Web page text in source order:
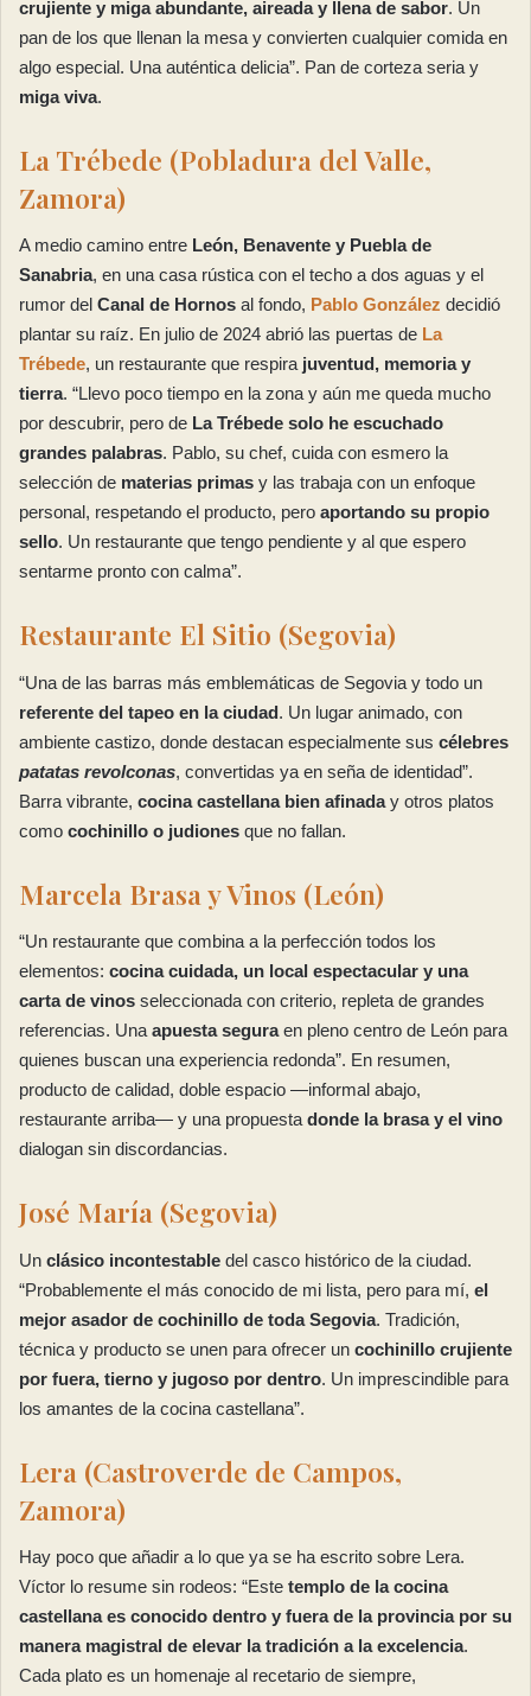
crujiente y miga abundante, aireada y llena de sabor. Un
pan de los que llenan la mesa y convierten cualquier comida en
algo especial. Una auténtica delicia”. Pan de corteza seria y
miga viva.
La Trébede (Pobladura del Valle,
Zamora)
A medio camino entre León, Benavente y Puebla de
Sanabria, en una casa rústica con el techo a dos aguas y el
rumor del Canal de Hornos al fondo, Pablo González decidió
plantar su raíz. En julio de 2024 abrió las puertas de La
Trébede, un restaurante que respira juventud, memoria y
tierra. “Llevo poco tiempo en la zona y aún me queda mucho
por descubrir, pero de La Trébede solo he escuchado
grandes palabras. Pablo, su chef, cuida con esmero la
selección de materias primas y las trabaja con un enfoque
personal, respetando el producto, pero aportando su propio
sello. Un restaurante que tengo pendiente y al que espero
sentarme pronto con calma”.
Restaurante El Sitio (Segovia)
“Una de las barras más emblemáticas de Segovia y todo un
referente del tapeo en la ciudad. Un lugar animado, con
ambiente castizo, donde destacan especialmente sus célebres
patatas revolconas, convertidas ya en seña de identidad”.
Barra vibrante, cocina castellana bien afinaday otros platos
como cochinillo o judiones que no fallan.
Marcela Brasa y Vinos (León)
“Un restaurante que combina a la perfección todos los
elementos: cocina cuidada, un local espectacular y una
carta de vinos seleccionada con criterio, repleta de grandes
referencias. Una apuesta seguraen pleno centro de León para
quienes buscan una experiencia redonda”. En resumen,
producto de calidad, doble espacio —informal abajo,
restaurante arriba— y una propuesta donde la brasa y el vino
dialogan sin discordancias.
José María (Segovia)
Un clásico incontestable del casco histórico de la ciudad.
“Probablemente el más conocido de mi lista, pero para mí, el
mejor asador de cochinillo de toda Segovia. Tradición,
técnica y producto se unen para ofrecer un cochinillo crujiente
por fuera, tierno y jugoso por dentro. Un imprescindible para
los amantes de la cocina castellana”.
Lera (Castroverde de Campos,
Zamora)
Hay poco que añadir a lo que ya se ha escrito sobre Lera.
Víctor lo resume sin rodeos: “Este templo de la cocina
castellana es conocido dentro y fuera de la provincia por su
manera magistral de elevar la tradición a la excelencia.
Cada plato es un homenaje al recetario de siempre,